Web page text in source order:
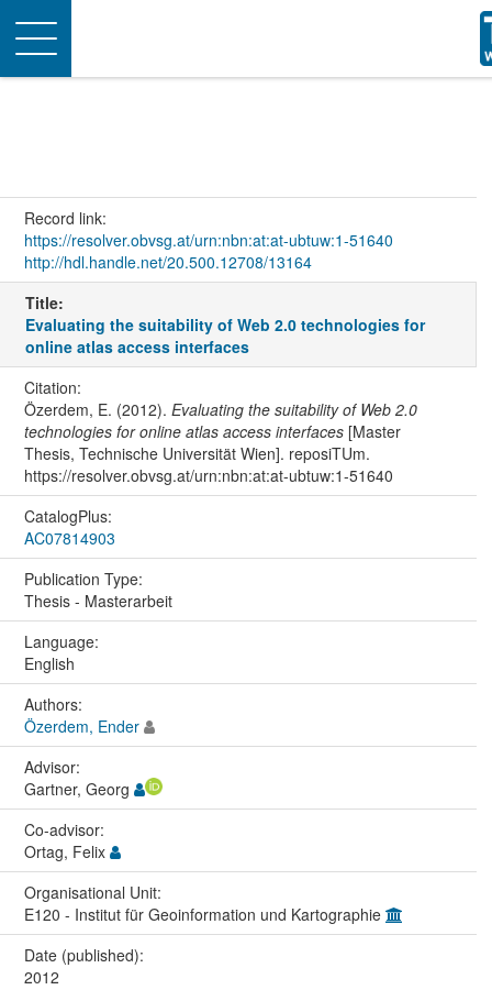
Toggle
navigation
Record link:
https://resolver.obvsg.at/urn:nbn:at:at-ubtuw:1-51640
http://hdl.handle.net/20.500.12708/13164
Title:
Evaluating the suitability of Web 2.0 technologies for
online atlas access interfaces
Citation:
Özerdem, E. (2012). Evaluating the suitability of Web 2.0
technologies for online atlas access interfaces[Master
Thesis, Technische Universität Wien]. reposiTUm.
https://resolver.obvsg.at/urn:nbn:at:at-ubtuw:1-51640
CatalogPlus:
AC07814903
Publication Type:
Thesis - Masterarbeit
Language:
English
Authors:
Özerdem, Ender
Advisor:
Gartner, Georg
Co-advisor:
Ortag, Felix
Organisational Unit:
E120 - Institut für Geoinformation und Kartographie
Date (published):
2012